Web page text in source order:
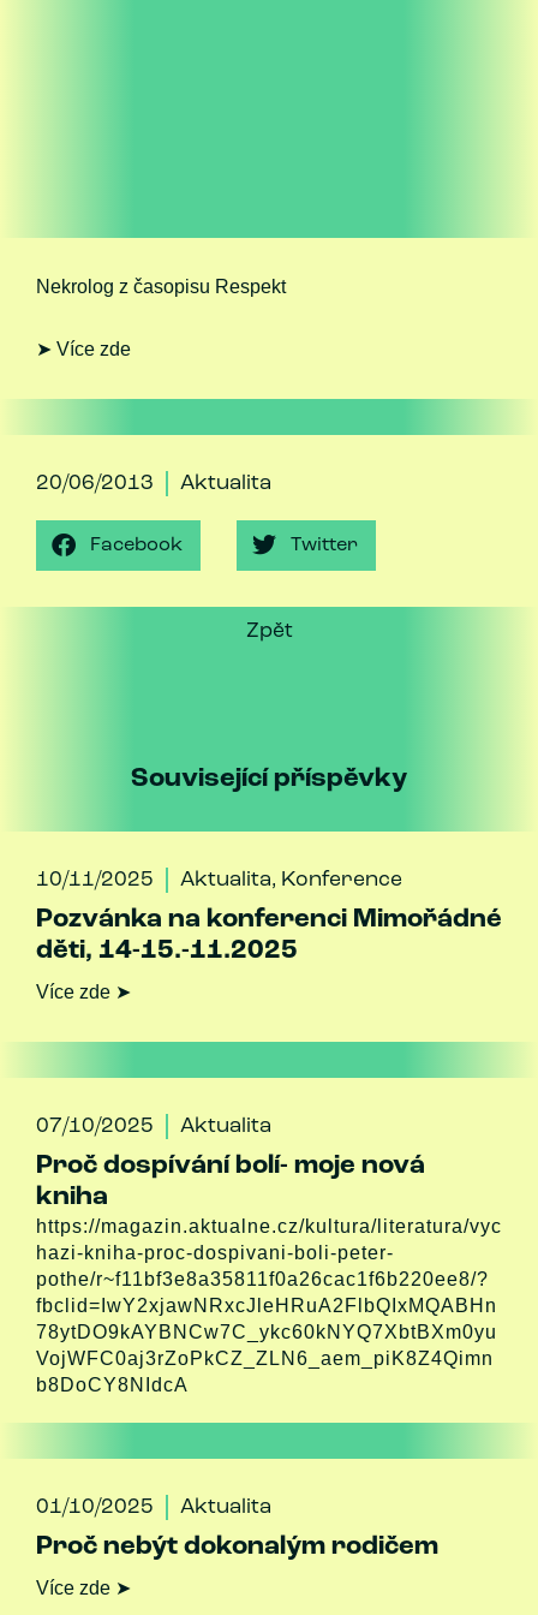
Nekrolog z časopisu Respekt
➤ Více zde
20/06/2013 Aktualita
Facebook Twitter
Zpět
Související příspěvky
10/11/2025 Aktualita, Konference
Pozvánka na konferenci Mimořádné
děti, 14-15.-11.2025
Více zde ➤
07/10/2025 Aktualita
Proč dospívání bolí- moje nová
kniha
https://magazin.aktualne.cz/kultura/literatura/vyc
hazi-kniha-proc-dospivani-boli-peter-
pothe/r~f11bf3e8a35811f0a26cac1f6b220ee8/?
fbclid=IwY2xjawNRxcJleHRuA2FlbQIxMQABHn
78ytDO9kAYBNCw7C_ykc60kNYQ7XbtBXm0yu
VojWFC0aj3rZoPkCZ_ZLN6_aem_piK8Z4Qimn
b8DoCY8NIdcA
01/10/2025 Aktualita
Proč nebýt dokonalým rodičem
Více zde ➤